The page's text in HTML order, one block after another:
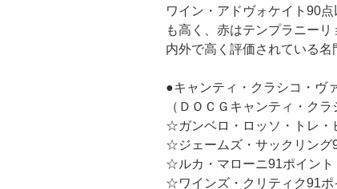
ワイン・アドヴォケイト90
も高く、赤はテンプラニー
内外で高く評価されている名
●キャンティ・クラシコ・ヴ
（ＤＯＣＧキャンティ・クラ
☆ガンベロ・ロッソ・トレ・
☆ジェームズ・サックリング
☆ルカ・マローニ91ポイント
☆ワインズ・クリティク91ポ